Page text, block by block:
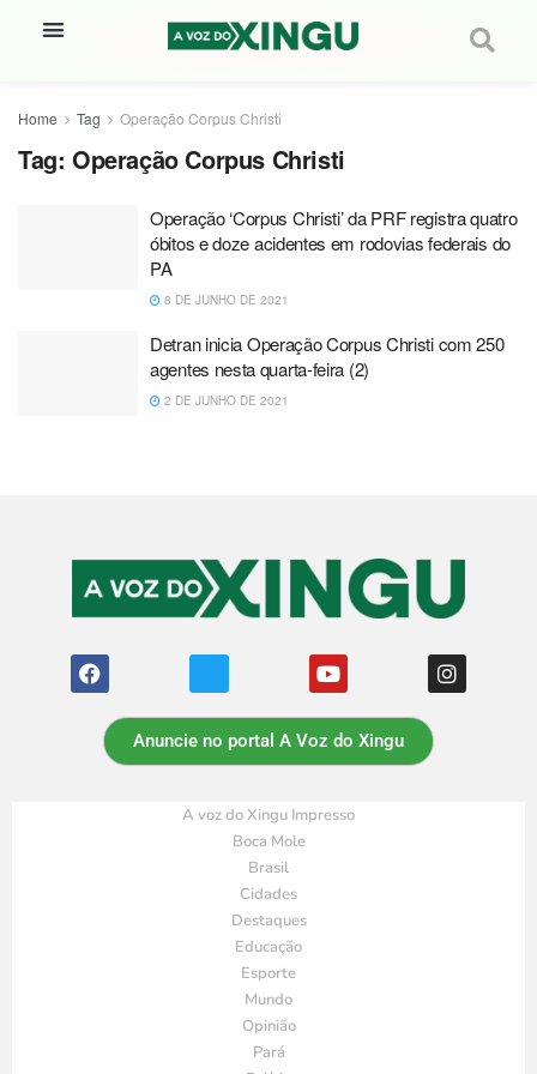
Home Tag Operação Corpus Christi
Tag: Operação Corpus Christi
Operação ‘Corpus Christi’ da PRF registra quatro
óbitos e doze acidentes em rodovias federais do
PA
8 DE JUNHO DE 2021
Detran inicia Operação Corpus Christi com 250
agentes nesta quarta-feira (2)
2 DE JUNHO DE 2021
Anuncie no portal A Voz do Xingu
A voz do Xingu Impresso
Boca Mole
Brasil
Cidades
Destaques
Educação
Esporte
Mundo
Opinião
Pará